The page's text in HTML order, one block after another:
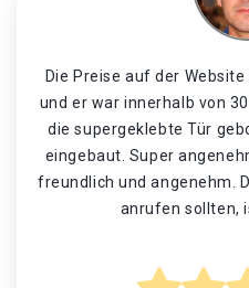
Die Preise auf der
und er war innerhalb von
die supergeklebte Tür
eingebaut. Super
freundlich und angenehm.
anrufen sollten,